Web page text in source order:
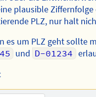
plausible
PLZ, nur halt
es um PLZ geht sollte
und D-01234